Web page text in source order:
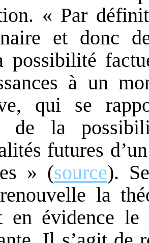
« Par
et donc
possibilité
à un
qui se
de la
futures
» (source).
la
en évidence